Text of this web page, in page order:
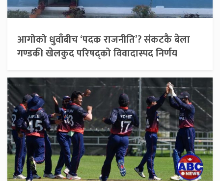
आगोको धुवाँबीच ‘पदक राजनीति’? संकटकै बेला
गण्डकी खेलकुद परिषद्को विवादास्पद निर्णय